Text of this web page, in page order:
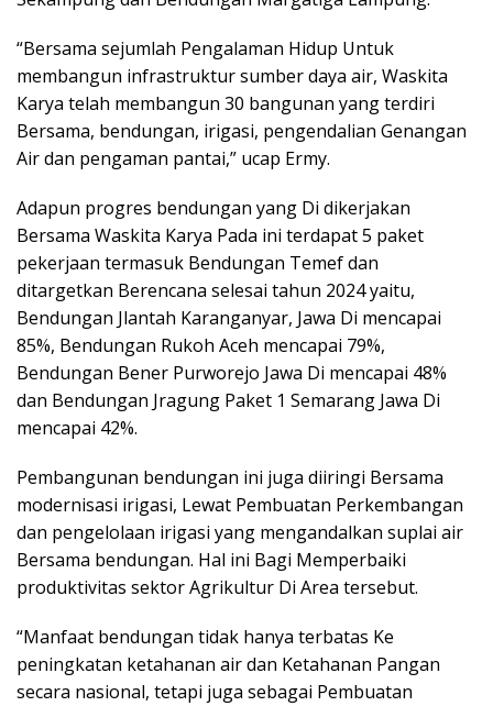
“Bersama sejumlah Pengalaman Hidup Untuk
membangun infrastruktur sumber daya air, Waskita
Karya telah membangun 30 bangunan yang terdiri
Bersama, bendungan, irigasi, pengendalian Genangan
Air dan pengaman pantai,” ucap Ermy.
Adapun progres bendungan yang Di dikerjakan
Bersama Waskita Karya Pada ini terdapat 5 paket
pekerjaan termasuk Bendungan Temef dan
ditargetkan Berencana selesai tahun 2024 yaitu,
Bendungan Jlantah Karanganyar, Jawa Di mencapai
85%, Bendungan Rukoh Aceh mencapai 79%,
Bendungan Bener Purworejo Jawa Di mencapai 48%
dan Bendungan Jragung Paket 1 Semarang Jawa Di
mencapai 42%.
Pembangunan bendungan ini juga diiringi Bersama
modernisasi irigasi, Lewat Pembuatan Perkembangan
dan pengelolaan irigasi yang mengandalkan suplai air
Bersama bendungan. Hal ini Bagi Memperbaiki
produktivitas sektor Agrikultur Di Area tersebut.
“Manfaat bendungan tidak hanya terbatas Ke
peningkatan ketahanan air dan Ketahanan Pangan
secara nasional, tetapi juga sebagai Pembuatan